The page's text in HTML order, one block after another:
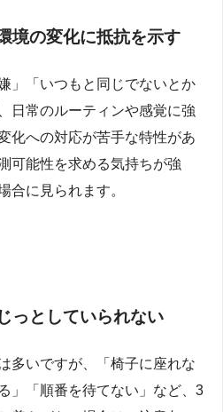
境の変化に抵抗を示す
」「いつもと同じでないとか
日常のルーティンや感覚に強
化への対応が苦手な特性があ
可能性を求める気持ちが強
合に見られます。
っとしていられない
多いですが、「椅子に座れな
」「順番を待てない」など、3